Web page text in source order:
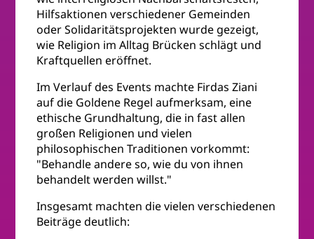
Hilfsaktionen verschiedener Gemeinden
oder Solidaritätsprojekten wurde gezeigt,
wie Religion im Alltag Brücken schlägt und
Kraftquellen eröffnet.
Im Verlauf des Events machte Firdas Ziani
auf die Goldene Regel aufmerksam, eine
ethische Grundhaltung, die in fast allen
großen Religionen und vielen
philosophischen Traditionen vorkommt:
"Behandle andere so, wie du von ihnen
behandelt werden willst."
Insgesamt machten die vielen verschiedenen
Beiträge deutlich: